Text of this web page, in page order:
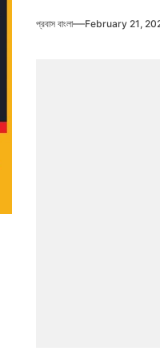
প্রবাস বাংলা February 21,